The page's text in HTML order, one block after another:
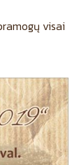
visai